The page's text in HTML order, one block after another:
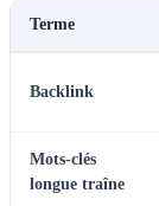
Terme
Backlink
Mots-clés
longue traîne